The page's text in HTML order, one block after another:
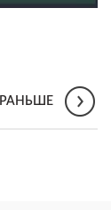
РАНЬШЕ